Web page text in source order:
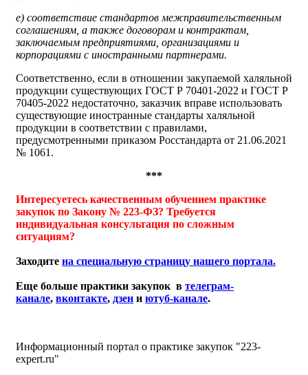
е) соответствие стандартов межправительственным
соглашениям, а также договорам и контрактам,
заключаемым предприятиями, организациями и
корпорациями с иностранными партнерами.
Соответственно, если в отношении закупаемой халяльной
продукции существующих ГОСТ Р 70401-2022 и ГОСТ Р
70405-2022 недостаточно, заказчик вправе использовать
существующие иностранные стандарты халяльной
продукции в соответствии с правилами,
предусмотренными приказом Росстандарта от 21.06.2021
№ 1061.
***
Интересуетесь качественным обучением практике
закупок по Закону № 223-ФЗ? Требуется
индивидуальная консультация по сложным
ситуациям?
Заходите на специальную страницу нашего портала.
Еще больше практики закупок в телеграм-
канале, вконтакте, дзен и ютуб-канале.
Информационный портал о практике закупок "223-
expert.ru"